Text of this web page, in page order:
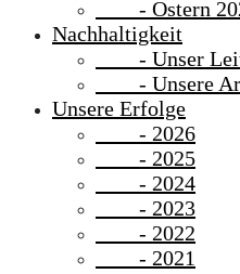
- Ostern
Nachhaltigkeit
- Unser
- Unsere
Unsere Erfolge
- 2026
- 2025
- 2024
- 2023
- 2022
- 2021